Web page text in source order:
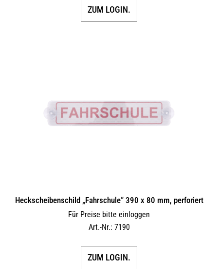
ZUM LOGIN.
Heckscheibenschild „Fahrschule“ 390 x 80 mm, perforiert
Für Preise bitte einloggen
Art.-Nr.: 7190
ZUM LOGIN.